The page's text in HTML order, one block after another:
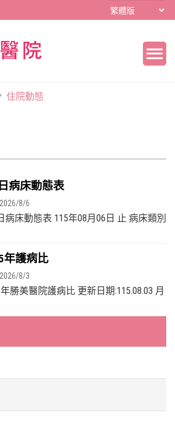
住院動態
病床動態表
2026/8/6
病床動態表 115年08月06日 止 病床類別
年護病比
2026/8/3
勝美醫院護病比 更新日期:115.08.03 月
率 (B) 每月每日平均上班...